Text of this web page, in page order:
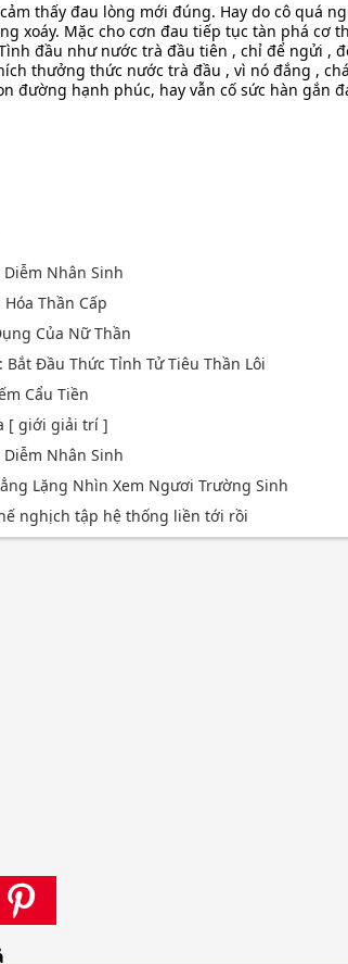
thấy đau lòng mới đúng. Hay do cô quá
xoáy. Mặc cho cơn đau tiếp tục tàn phá cơ
đầu như nước trà đầu tiên , chỉ để ngửi ,
thưởng thức nước trà đầu , vì nó đắng ,
đường hạnh phúc, hay vẫn cố sức hàn gắn
Nhân Sinh
Thần Cấp
Của Nữ Thần
Bắt Đầu Thức Tỉnh Tử Tiêu Thần Lôi
Cẩu Tiền
[ giới giải trí ]
Nhân Sinh
Lặng Nhìn Xem Ngươi Trường Sinh
nghịch tập hệ thống liền tới rồi